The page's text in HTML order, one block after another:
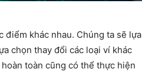
điểm khác nhau. Chúng ta sẽ lựa
chọn thay đổi các loại ví khác
toàn cũng có thể thực hiện